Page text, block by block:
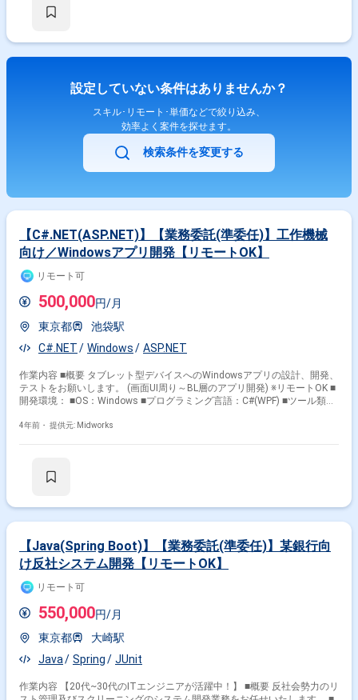
スクリプト作成 ・新規クラウドサービスやミドルウェアの技術検証 ・簡
設定していない条件はありませんか？
スキル･リモート･単価などで絞り込み、
効率よく案件を探せます。
検索条件を変更する
【C#.NET(ASP.NET)】【業務委託(準委任)】工作機械
向け／Windowsアプリ開発【リモートOK】
リモート可
500,000円/月
東京都
池袋駅
C#.NET
Windows ASP.NET
作業内容 ■概要 タブレット型デバイスへのWindowsアプリの設計、開発、
テストをお願いします。 (画面UI周り～BL層のアプリ開発) ※リモートOK ■
開発環境： ■OS：Windows ■プログラミング言語：C#(WPF) ■ツール類：
4年前・ 提供元: Midworks
【Java(Spring Boot)】【業務委託(準委任)】某銀行向
け反社システム開発【リモートOK】
リモート可
550,000円/月
東京都
大崎駅
Java
Spring JUnit
作業内容 【20代~30代のITエンジニアが活躍中！】 ■概要 反社会勢力のリ